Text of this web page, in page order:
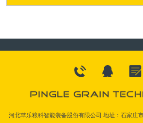
河北苹乐粮科智能装备股份有限公司 地址：石家庄